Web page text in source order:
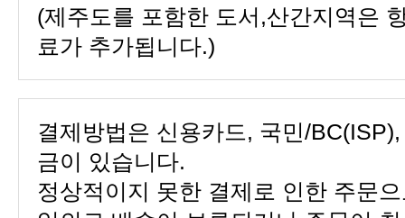
료가 추가됩니다.)
금이 있습니다.